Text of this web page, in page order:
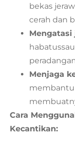
bekas
cerah dan
Mengatasi
Menjaga
Cara
Kecantikan: